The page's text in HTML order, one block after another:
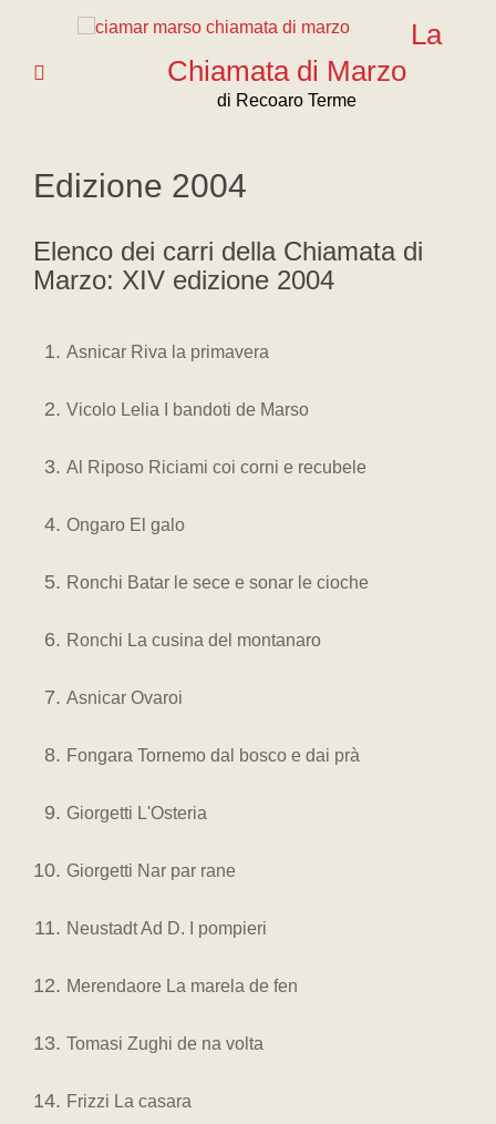
La
Chiamata di Marzo
di Recoaro Terme
Edizione 2004
Elenco dei carri della Chiamata di
Marzo: XIV edizione 2004
Asnicar Riva la primavera
Vicolo Lelia I bandoti de Marso
Al Riposo Riciami coi corni e recubele
Ongaro El galo
Ronchi Batar le sece e sonar le cioche
Ronchi La cusina del montanaro
Asnicar Ovaroi
Fongara Tornemo dal bosco e dai prà
Giorgetti L'Osteria
Giorgetti Nar par rane
Neustadt Ad D. I pompieri
Merendaore La marela de fen
Tomasi Zughi de na volta
Frizzi La casara